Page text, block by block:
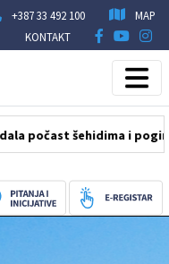
+387 33 492 100
MAP
KONTAKT
šehidima i poginulim